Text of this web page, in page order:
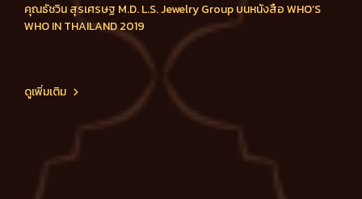
คุณธัชวิน สุรเศรษฐ M.D. L.S. Jewelry Group บนหนังสือ WHO’S
WHO IN THAILAND 2019
ดูเพิ่มเติม